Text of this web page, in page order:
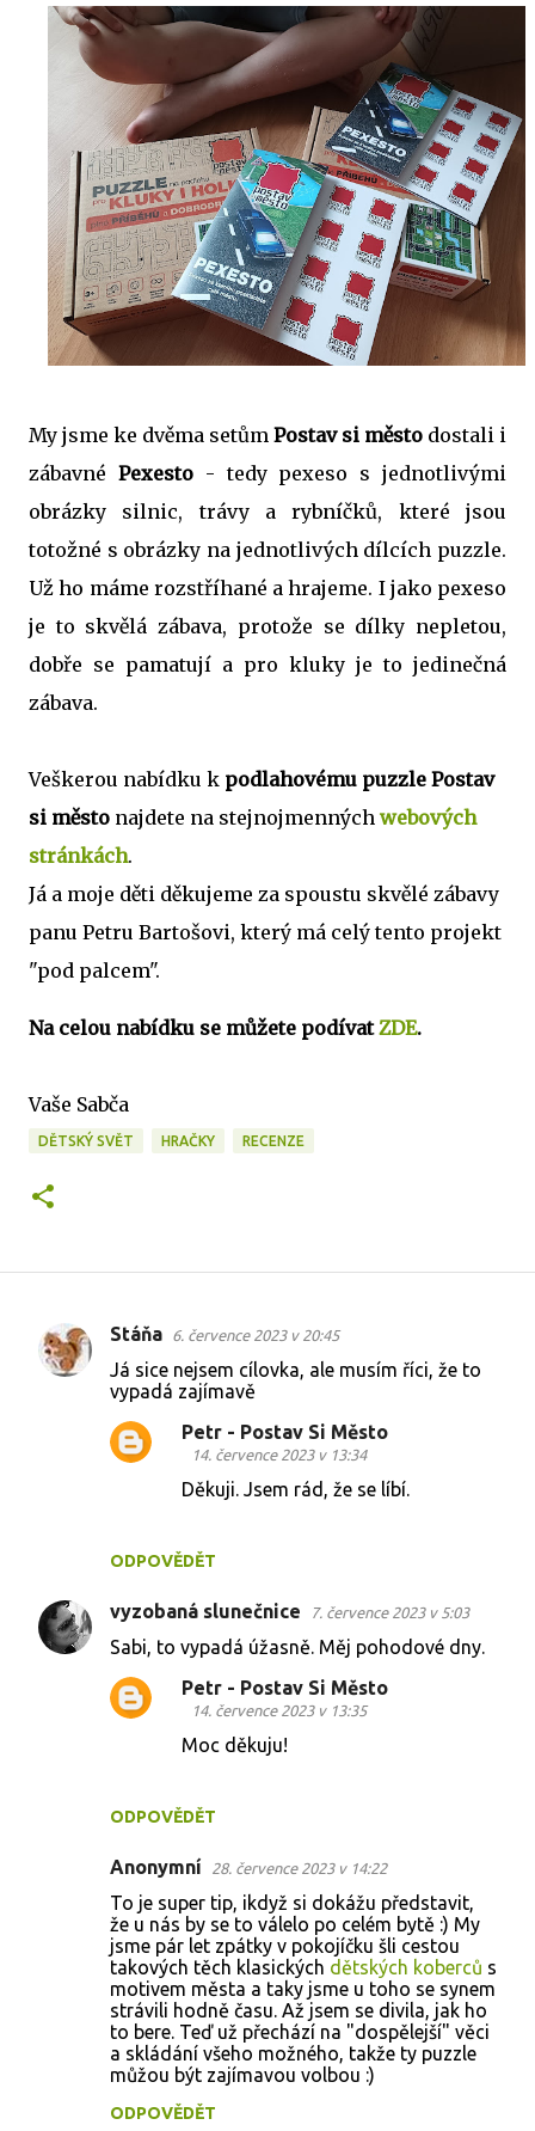
My jsme ke dvěma setům Postav si město dostali i
zábavné Pexesto - tedy pexeso s jednotlivými
obrázky silnic, trávy a rybníčků, které jsou
totožné s obrázky na jednotlivých dílcích puzzle.
Už ho máme rozstříhané a hrajeme. I jako pexeso
je to skvělá zábava, protože se dílky nepletou,
dobře se pamatují a pro kluky je to jedinečná
zábava.
Veškerou nabídku k podlahovému puzzle Postav
si město najdete na stejnojmenných webových
stránkách.
Já a moje děti děkujeme za spoustu skvělé zábavy
panu Petru Bartošovi, který má celý tento projekt
"pod palcem".
Na celou nabídku se můžete podívatZDE.
Vaše Sabča
DĚTSKÝ SVĚT HRAČKY RECENZE
K
e
Stáňa 6. července 2023 v 20:45
Já sice nejsem cílovka, ale musím říci, že to
vypadá zajímavě
ODPOVĚDĚT
Petr - Postav Si Město
14. července 2023 v 13:34
Děkuji. Jsem rád, že se líbí.
vyzobaná slunečnice 7. července 2023 v 5:03
Sabi, to vypadá úžasně. Měj pohodové dny.
ODPOVĚDĚT
Petr - Postav Si Město
14. července 2023 v 13:35
Moc děkuju!
Anonymní 28. července 2023 v 14:22
To je super tip, ikdyž si dokážu představit,
že u nás by se to válelo po celém bytě :) My
jsme pár let zpátky v pokojíčku šli cestou
takových těch klasických dětských koberců s
motivem města a taky jsme u toho se synem
strávili hodně času. Až jsem se divila, jak ho
to bere. Teď už přechází na "dospělejší" věci
a skládání všeho možného, takže ty puzzle
můžou být zajímavou volbou :)
ODPOVĚDĚT